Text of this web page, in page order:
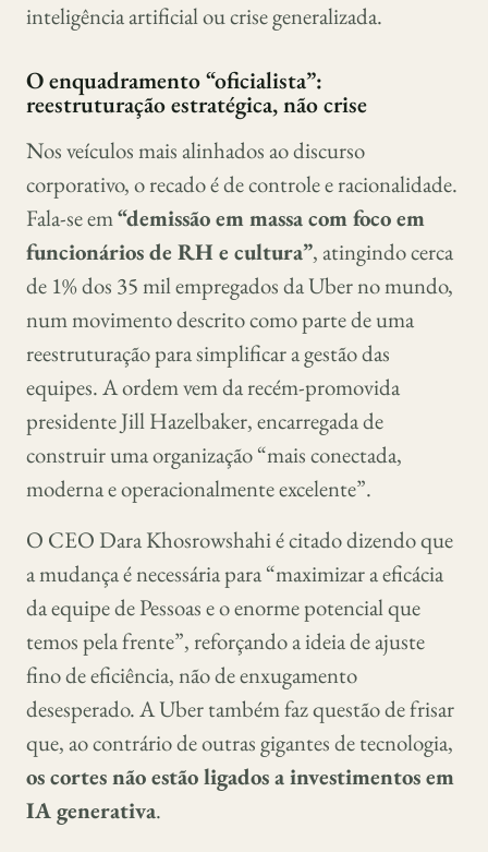
inteligência artificial ou crise generalizada.
O enquadramento “oficialista”:
reestruturação estratégica, não crise
Nos veículos mais alinhados ao discurso
corporativo, o recado é de controle e racionalidade.
Fala-se em“demissão em massa com foco em
funcionários de RH e cultura”, atingindo cerca
de 1% dos 35 mil empregados da Uber no mundo,
num movimento descrito como parte de uma
reestruturação para simplificar a gestão das
equipes. A ordem vem da recém-promovida
presidente Jill Hazelbaker, encarregada de
construir uma organização “mais conectada,
moderna e operacionalmente excelente”.
O CEO Dara Khosrowshahi é citado dizendo que
a mudança é necessária para “maximizar a eficácia
da equipe de Pessoas e o enorme potencial que
temos pela frente”, reforçando a ideia de ajuste
fino de eficiência, não de enxugamento
desesperado. A Uber também faz questão de frisar
que, ao contrário de outras gigantes de tecnologia,
os cortes não estão ligados a investimentos em
IA generativa.